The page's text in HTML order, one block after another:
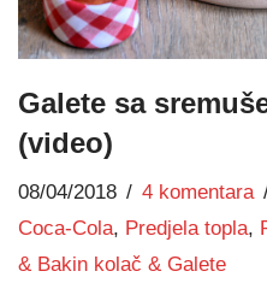
Galete sa
(video)
08/04/2018
4 komentara
Coca-Cola, Predjela topla,
& Bakin kolač & Galete